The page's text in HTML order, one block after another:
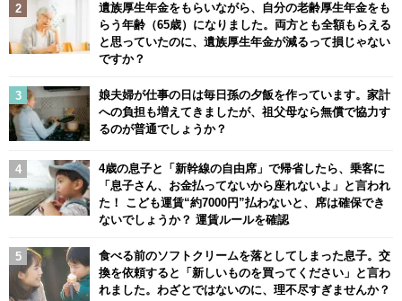
遺族厚生年金をもらいながら、自分の老齢厚生年金をも
らう年齢（65歳）になりました。両方とも全額もらえる
と思っていたのに、遺族厚生年金が減るって損じゃない
ですか？
娘夫婦が仕事の日は毎日孫の夕飯を作っています。家計
への負担も増えてきましたが、祖父母なら無償で協力す
るのが普通でしょうか？
4歳の息子と「新幹線の自由席」で帰省したら、乗客に
「息子さん、お金払ってないから座れないよ」と言われ
た！ こども運賃“約7000円”払わないと、席は確保でき
ないでしょうか？ 運賃ルールを確認
食べる前のソフトクリームを落としてしまった息子。交
換を依頼すると「新しいものを買ってください」と言わ
れました。わざとではないのに、理不尽すぎませんか？